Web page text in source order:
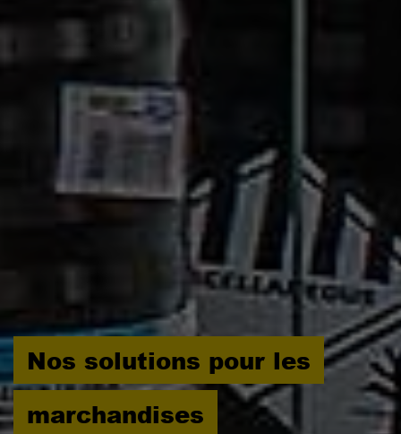
Nos solutions pour les
marchandises